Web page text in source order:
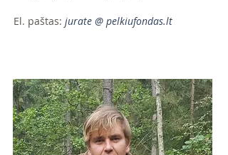
El. paštas: jurate @ pelkiufondas.lt